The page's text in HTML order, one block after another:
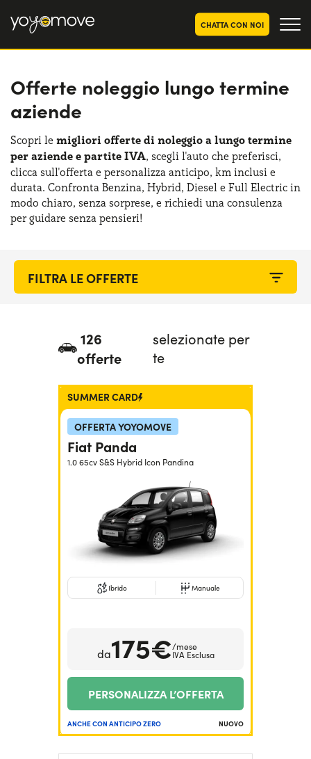
CHATTA CON NOI
OFFERTE NOLEGGIO
LUNGO TERMINE
Privati
Aziende e P.IVA
OFFERTE NOLEGGIO
CHI SIAMO
La nostra storia
Lavora con noi
COME FUNZIONA
PERCHÉ CONVIENE
Offerte noleggio lungo termine
aziende
Scopri le migliori offerte di noleggio a lungo termine
per aziende e partite IVA, scegli l'auto che preferisci,
clicca sull'offerta e personalizza anticipo, km inclusi e
durata. Confronta Benzina, Hybrid, Diesel e Full Electric in
modo chiaro, senza sorprese, e richiedi una consulenza
per guidare senza pensieri!
126
offerte
selezionate per
te
SUMMER CARD
OFFERTA YOYOMOVE
Fiat Panda
1.0 65cv S&S Hybrid Icon Pandina
Ibrido Manuale
da175€/mese
IVA Esclusa
PERSONALIZZA L’OFFERTA
ANCHE CON ANTICIPO ZERO NUOVO